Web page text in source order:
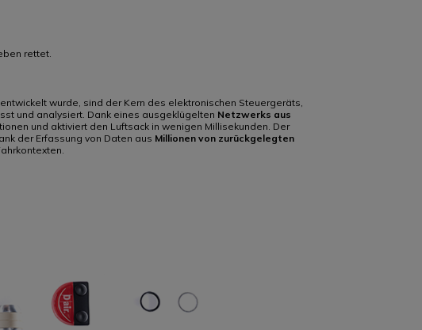
rettet.
wurde, sind der Kern des elektronischen Steuergeräts,
und analysiert. Dank eines ausgeklügelten Netzwerks aus
und aktiviert den Luftsack in wenigen Millisekunden. Der
der Erfassung von Daten aus Millionen von zurückgelegten